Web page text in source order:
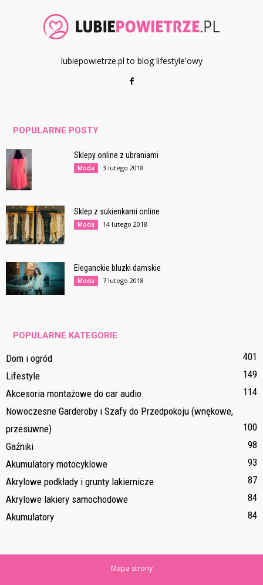
lubiepowietrze.pl to blog lifestyle'owy
POPULARNE POSTY
Sklepy online z ubraniami
Moda 3 lutego 2018
Sklep z sukienkami online
Moda 14 lutego 2018
Eleganckie bluzki damskie
Moda 7 lutego 2018
POPULARNE KATEGORIE
Dom i ogród
401
Lifestyle
149
Akcesoria montażowe do car audio
114
Nowoczesne Garderoby i Szafy do Przedpokoju (wnękowe,
przesuwne)
100
Gaźniki
98
Akumulatory motocyklowe
93
Akrylowe podkłady i grunty lakiernicze
87
Akrylowe lakiery samochodowe
84
Akumulatory
84
Mapa strony